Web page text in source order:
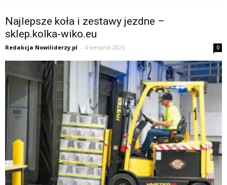
Najlepsze koła i zestawy jezdne –
sklep.kolka-wiko.eu
Redakcja Nowiliderzy.pl - 4 sierpnia 2025 0